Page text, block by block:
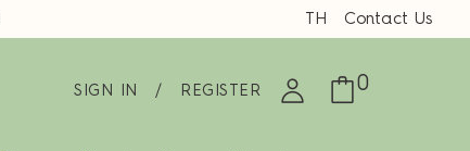
TH Contact Us
SIGN IN / REGISTER 0